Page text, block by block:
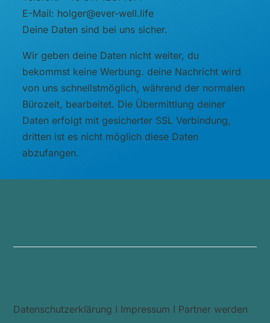
E-Mail: holger@ever-well.life
Deine Daten sind bei uns sicher.
Wir geben deine Daten nicht weiter, du
bekommst keine Werbung. deine Nachricht wird
von uns schnellstmöglich, während der normalen
Bürozeit, bearbeitet. Die Übermittlung deiner
Daten erfolgt mit gesicherter SSL Verbindung,
dritten ist es nicht möglich diese Daten
abzufangen.
Datenschutzerklärung I Impressum I Partner werden